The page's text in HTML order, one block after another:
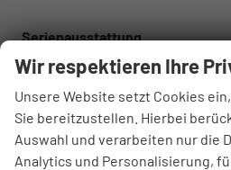
Serienausstattung
Sonstiges
Ambiente-Beleuchtungspaket
Audi connect Notruf &
MMI Radio plus mit MMI touch
Wir respektieren Ihre
Unsere Website setzt Cookies
Sie bereitzustellen. Hierbei
Auswahl und verarbeiten nur die
Analytics und Personalisierung,